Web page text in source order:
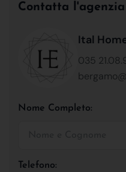
Contatta l'agenzia
Ital
035
Nome Completo:
Telefono: